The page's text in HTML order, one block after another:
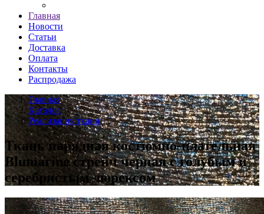
Главная
Новости
Статьи
Доставка
Оплата
Контакты
Распродажа
Главная
Каталог
Реализация ткани
Ткань нарядная костюмно-плательная
Blumarine стрейч черная с голубым и
серебристым люрексом